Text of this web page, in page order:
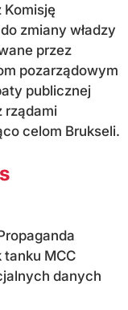
Komisję
zmiany władzy
przez
pozarządowym
publicznej
rządami
celom Brukseli.
MCC
danych